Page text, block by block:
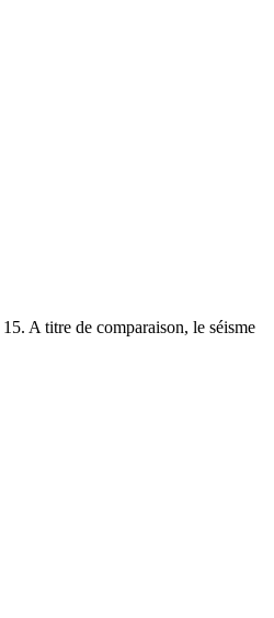
A titre de comparaison, le séisme